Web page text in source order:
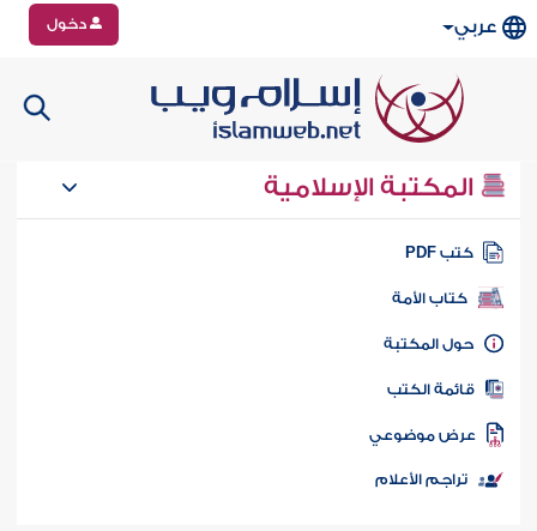
عربي دخول
المكتبة الإسلامية
كتب PDF
كتاب الأمة
المكتبة
الكتب
موضوعي